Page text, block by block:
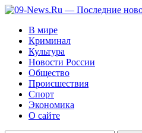
В мире
Криминал
Культура
Новости России
Общество
Происшествия
Спорт
Экономика
О сайте